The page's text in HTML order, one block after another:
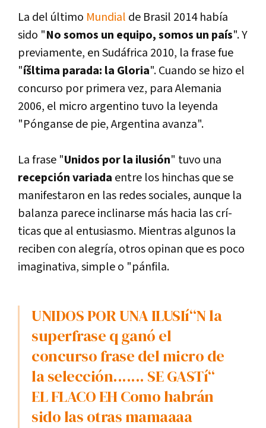
La del último Mundial de Brasil 2014 habí­a
sido "No somos un equipo, somos un paí­s". Y
previamente, en Sudáfrica 2010, la frase fue
"íšltima parada: la Gloria". Cuando se hizo el
concurso por primera vez, para Alemania
2006, el micro argentino tuvo la leyenda
"Pónganse de pie, Argentina avanza".
La frase "Unidos por la ilusión" tuvo una
recepción variada entre los hinchas que se
manifestaron en las redes sociales, aunque la
balanza parece inclinarse más hacia las crí­
ticas que al entusiasmo. Mientras algunos la
reciben con alegrí­a, otros opinan que es poco
imaginativa, simple o "pánfila.
UNIDOS POR UNA ILUSIí“N la
superfrase q ganó el
concurso frase del micro de
la selección....... SE GASTí“
EL FLACO EH Como habrán
sido las otras mamaaaa